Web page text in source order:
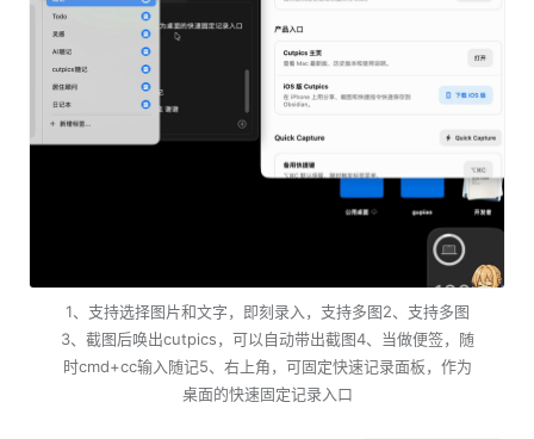
1、支持选择图片和文字，即刻录入，支持多图2、支持多图
3、截图后唤出cutpics，可以自动带出截图4、当做便签，随
时cmd+cc输入随记5、右上角，可固定快速记录面板，作为
桌面的快速固定记录入口